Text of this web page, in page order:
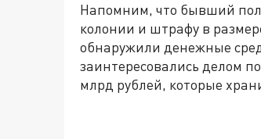
Напомним, что бывший
колонии и штрафу в
обнаружили денежные
заинтересовались делом
млрд рублей, которые